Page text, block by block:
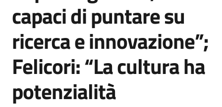
capaci di puntare su
ricerca e innovazione”;
Felicori: “La cultura ha
potenzialità